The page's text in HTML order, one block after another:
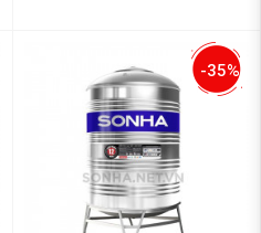
-35%